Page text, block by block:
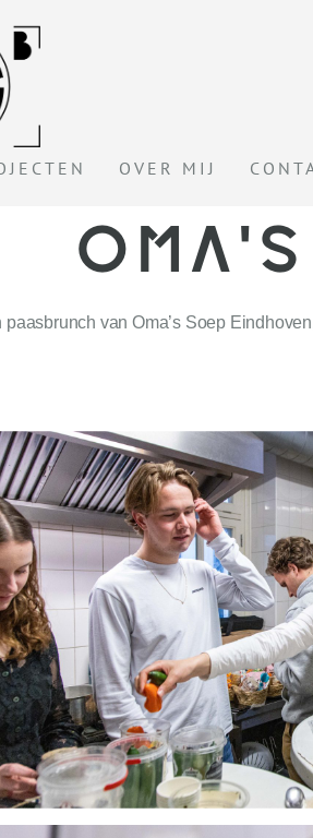
OVER MIJ
paasbrunch van Oma’s Soep